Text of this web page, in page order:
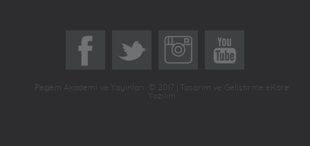
Pegem Akademi ve Yayınları © 2017 | Tasarım ve Geliştirme eKare
Yazılım